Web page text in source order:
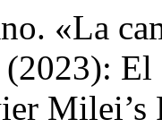
«La
Milei’s